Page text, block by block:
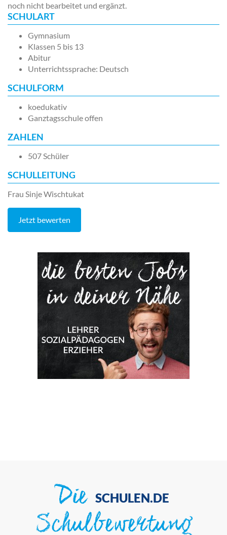
noch nicht bearbeitet und ergänzt.
SCHULART
Gymnasium
Klassen 5 bis 13
Abitur
Unterrichtssprache: Deutsch
SCHULFORM
koedukativ
Ganztagsschule offen
ZAHLEN
507 Schüler
SCHULLEITUNG
Frau Sinje Wischtukat
Jetzt bewerten
Die SCHULEN.DE
Schulbewertung